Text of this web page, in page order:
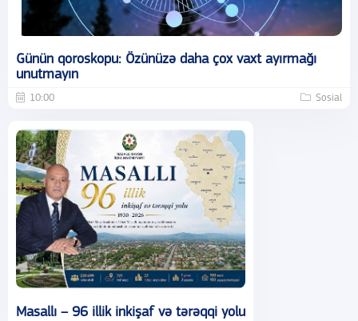
Günün qoroskopu: Özünüzə daha çox vaxt ayırmağı
unutmayın
10:00 Sosial
Masallı – 96 illik inkişaf və tərəqqi yolu